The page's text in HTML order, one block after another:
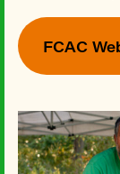
FCAC